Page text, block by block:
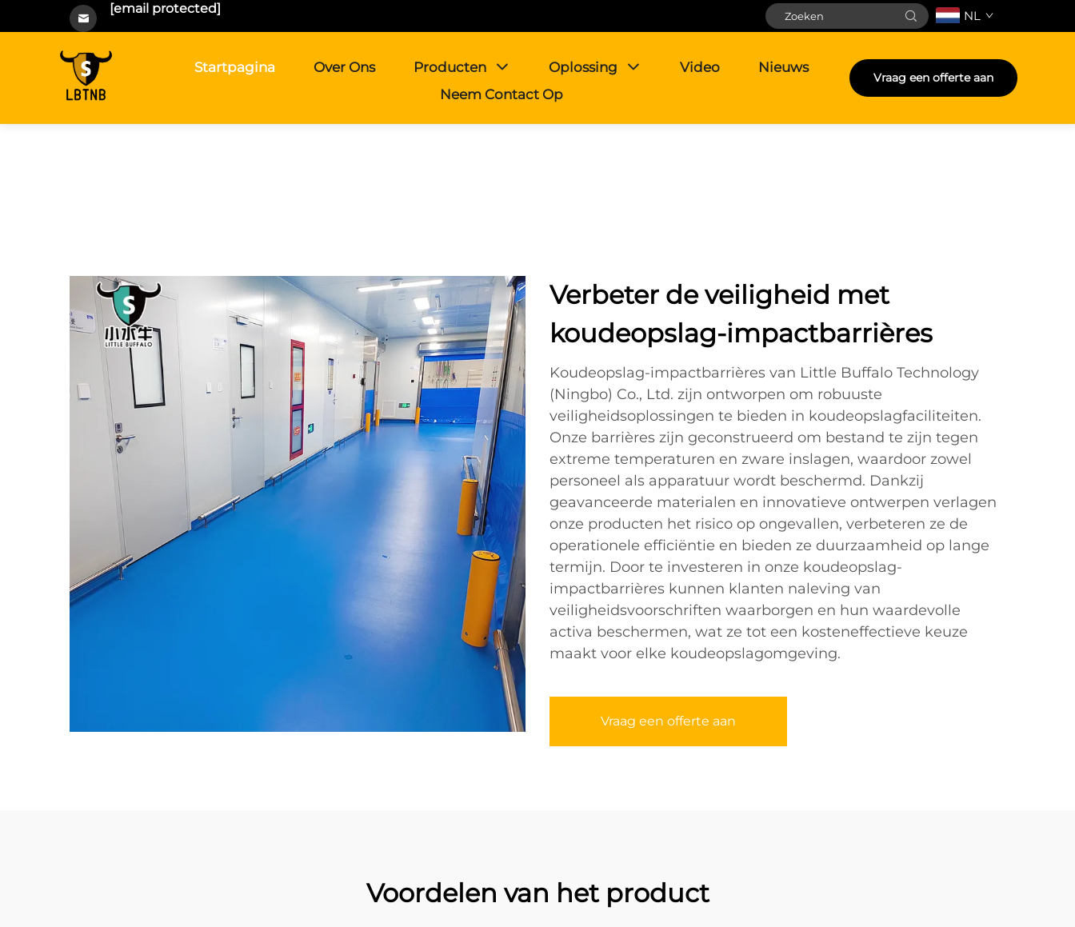
[email protected] NL
Startpagina Over Ons Producten Oplossing Video
Nieuws
Neem Contact Op
Vraag een offerte aan
Verbeter de veiligheid met
koudeopslag-impactbarrières
Koudeopslag-impactbarrières van Little Buffalo Technology
(Ningbo) Co., Ltd. zijn ontworpen om robuuste
veiligheidsoplossingen te bieden in koudeopslagfaciliteiten.
Onze barrières zijn geconstrueerd om bestand te zijn tegen
extreme temperaturen en zware inslagen, waardoor zowel
personeel als apparatuur wordt beschermd. Dankzij
geavanceerde materialen en innovatieve ontwerpen verlagen
onze producten het risico op ongevallen, verbeteren ze de
operationele efficiëntie en bieden ze duurzaamheid op lange
termijn. Door te investeren in onze koudeopslag-
impactbarrières kunnen klanten naleving van
veiligheidsvoorschriften waarborgen en hun waardevolle
activa beschermen, wat ze tot een kosteneffectieve keuze
maakt voor elke koudeopslagomgeving.
Vraag een offerte aan
Voordelen van het product